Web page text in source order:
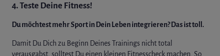
4. Teste Deine Fitness!
Du möchtest mehr Sport in Dein Leben integrieren? Das ist toll.
Damit Du Dich zu Beginn Deines Trainings nicht total
verausgabst, solltest Du einen kleinen Fitnesscheck machen. So